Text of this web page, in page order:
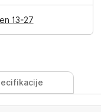
13-27